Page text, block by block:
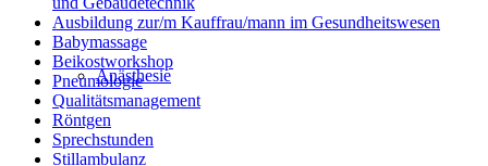
Anästhesie
Ausbildung zur/m Kauffrau/mann im Gesundheitswesen
Babymassage
Beikostworkshop
Pneumologie
Qualitätsmanagement
Röntgen
Sprechstunden
Stillambulanz